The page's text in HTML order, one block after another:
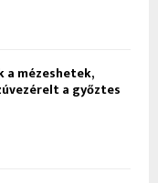
a mézeshetek,
a győztes